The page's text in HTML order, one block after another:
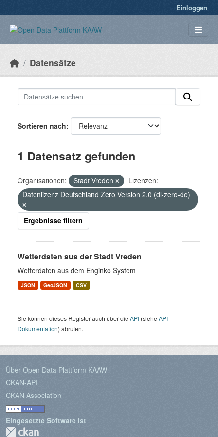
Einloggen
Datensätze
Sortieren nach
1 Datensatz gefunden
Organisationen: Stadt Vreden
Lizenzen:
Datenlizenz Deutschland Zero Version 2.0 (dl-zero-de)
Ergebnisse filtern
Wetterdaten aus der Stadt Vreden
Wetterdaten aus dem Enginko System
JSON GeoJSON CSV
Sie können dieses Register auch über dieAPI (sieheAPI-
Dokumentation) abrufen.
Über Open Data Plattform KAAW
CKAN-API
CKAN Association
Eingesetzte Software ist